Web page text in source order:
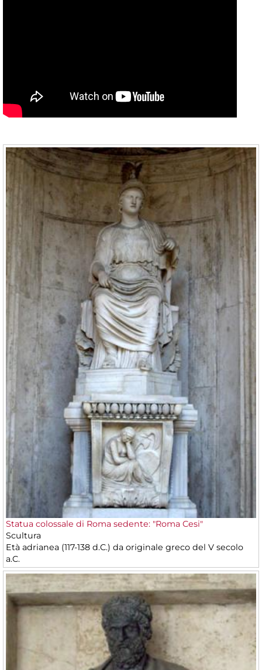
Statua colossale di Roma sedente: "Roma Cesi"
Scultura
Età adrianea (117-138 d.C.) da originale greco del V secolo
a.C.